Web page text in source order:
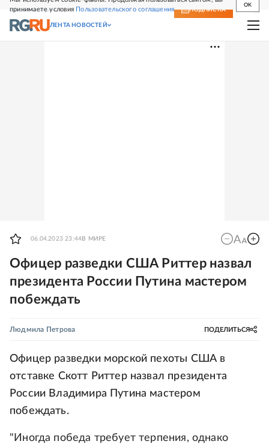
принимаете условия Пользовательского соглашения
OK
СВЕЖИЙ НОМЕР ПОДПИСКА
ЛЕНТА НОВОСТЕЙ
06.04.2023 23:44 В МИРЕ
Офицер разведки США Риттер назвал
президента России Путина мастером
побеждать
Людмила Петрова ПОДЕЛИТЬСЯ
Офицер разведки морской пехоты США в
отставке Скотт Риттер назвал президента
России Владимира Путина мастером
побеждать.
"Иногда победа требует терпения, однако